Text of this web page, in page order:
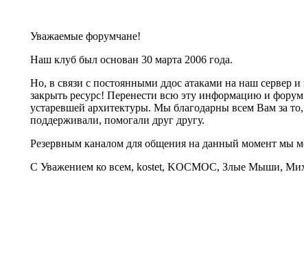
Уважаемые форумчане!
Наш клуб был основан 30 марта 2006 года.
Но, в связи с постоянными ддос атаками на наш
закрыть ресурс! Перенести всю эту информацию и
устаревшей архитектуры. Мы благодарны всем Вам за
поддерживали, помогали друг другу.
Резервным каналом для общения на данный момент мы
С Уважением ко всем, kostet, KOCMOC, Злые Мыши,